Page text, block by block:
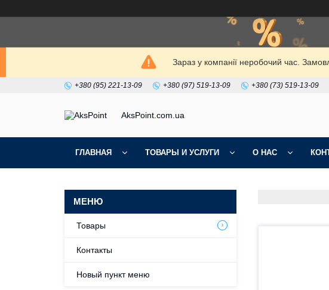
Зараз у компанії неробочий час.
+380 (95) 221-13-09 +380 (97) 519-13-09 +380 (73) 519-13-09
AksPoint.com.ua
ГЛАВНАЯ ТОВАРЫ И УСЛУГИ О НАС
Товары
Контакты
Новый пункт меню